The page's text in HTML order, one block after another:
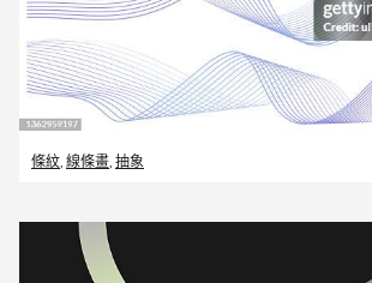
條紋, 線條畫, 抽象